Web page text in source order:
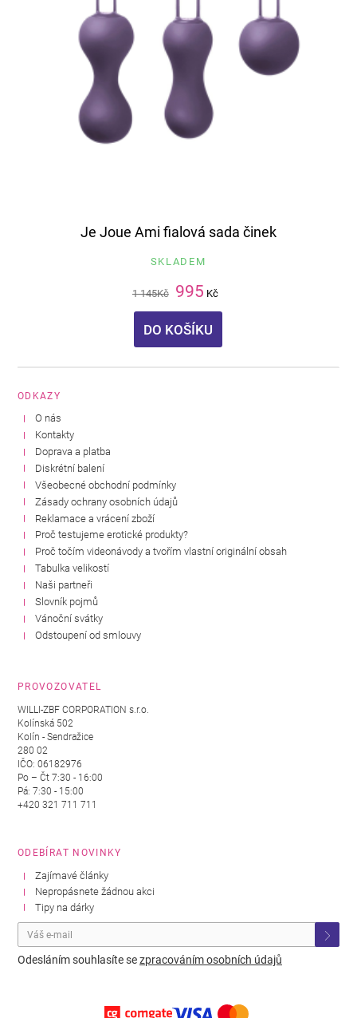
Je Joue Ami fialová sada činek
SKLADEM
1 145Kč 995 Kč
DO KOŠÍKU
ODKAZY
O nás
Kontakty
Doprava a platba
Diskrétní balení
Všeobecné obchodní podmínky
Zásady ochrany osobních údajů
Reklamace a vrácení zboží
Proč testujeme erotické produkty?
Proč točím videonávody a tvořím vlastní originální obsah
Tabulka velikostí
Naši partneři
Slovník pojmů
Vánoční svátky
Odstoupení od smlouvy
PROVOZOVATEL
WILLI-ZBF CORPORATION s.r.o.
Kolínská 502
Kolín - Sendražice
280 02
IČO: 06182976
Po – Čt 7:30 - 16:00
Pá: 7:30 - 15:00
+420 321 711 711
ODEBÍRAT NOVINKY
Zajímavé články
Nepropásnete žádnou akci
Tipy na dárky
Odesláním souhlasíte sezpracováním osobních údajů